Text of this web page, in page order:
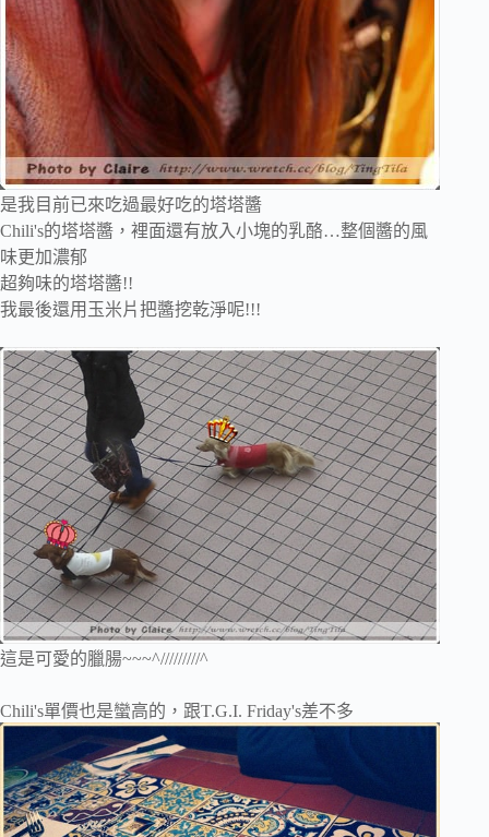
是我目前已來吃過最好吃的塔塔醬
Chili's的塔塔醬，裡面還有放入小塊的乳酪…整個醬的風
味更加濃郁
超夠味的塔塔醬!!
我最後還用玉米片把醬挖乾淨呢!!!
這是可愛的臘腸~~~^/////////^
Chili's單價也是蠻高的，跟T.G.I. Friday's差不多